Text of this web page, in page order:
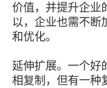
价值，并提升企业
以，企业也需不断
和优化。
延伸扩展。一个好
相复制，但有一种